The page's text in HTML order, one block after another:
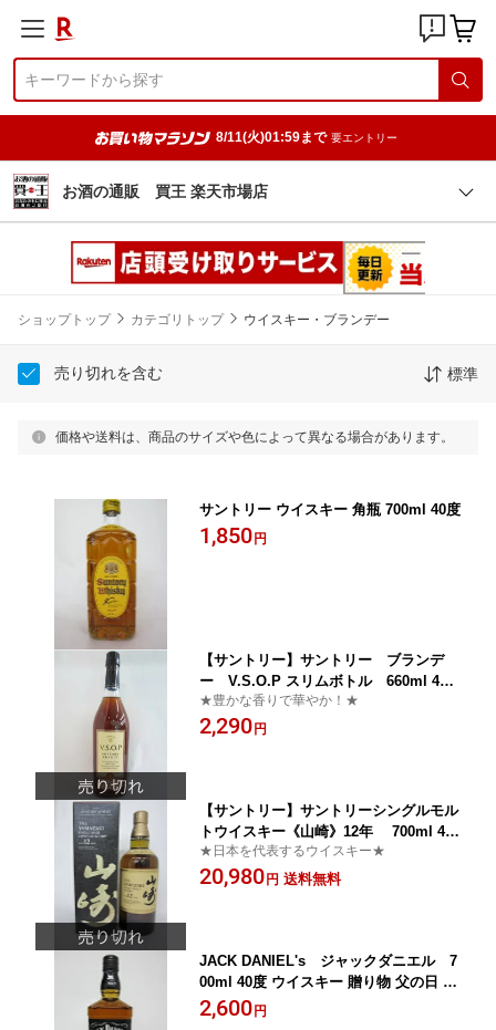
8/11(火)01:59まで 要エントリー
お酒の通販 買王 楽天市場店
ショップトップ カテゴリトップ ウイスキー・ブランデー
売り切れを含む 標準
価格や送料は、商品のサイズや色によって異なる場合があります。
サントリー ウイスキー 角瓶 700ml 40度
1,850円
【サントリー】サントリー ブランデ
ー V.S.O.P スリムボトル 660ml 40
度
★豊かな香りで華やか！★
2,290円
【サントリー】サントリーシングルモル
トウイスキー《山崎》12年 700ml 43
度
★日本を代表するウイスキー★
20,980円 送料無料
JACK DANIEL's ジャックダニエル 7
00ml 40度 ウイスキー 贈り物 父の日 ギ
フト
2,600円